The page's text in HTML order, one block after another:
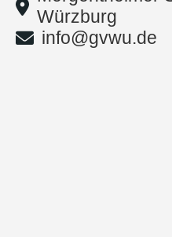
Würzburg
info@gvwu.de